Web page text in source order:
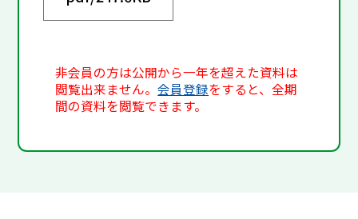
非会員の方は公開から一年を超えた資料は
閲覧出来ません。会員登録をすると、全期
間の資料を閲覧できます。